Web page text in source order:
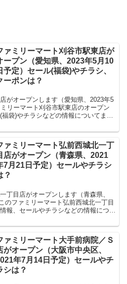
ァミリーマート刈谷市駅東店が
ープン（愛知県、2023年5月10
予定）セール(福袋)やチラシ、
ーポンは？
がオープンします（愛知県、2023年5
リーマート刈谷市駅東店のオープン
袋)やチラシなどの情報についてまと
ァミリーマート弘前西城北一丁
店がオープン（青森県、2021
7月21日予定）セールやチラシ
？
丁目店がオープンします（青森県、
のファミリーマート弘前西城北一丁目
報、セールやチラシなどの情報につい
ァミリーマート大手前病院／Ｓ
がオープン（大阪市中央区、
年7月14日予定）セールやチ
シは？